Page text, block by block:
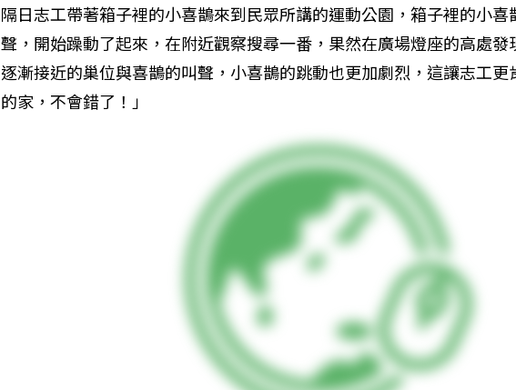
隔日志工帶著箱子裡的小喜鵲來到民眾所講的運動公園，箱子裡的小喜
聲，開始躁動了起來，在附近觀察搜尋一番，果然在廣場燈座的高處發
逐漸接近的巢位與喜鵲的叫聲，小喜鵲的跳動也更加劇烈，這讓志工更
的家，不會錯了！」